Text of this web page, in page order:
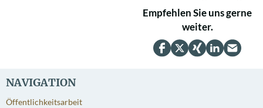
NAVIGATION
Öffentlichkeitsarbeit
Empfehlen Sie uns gerne
weiter.